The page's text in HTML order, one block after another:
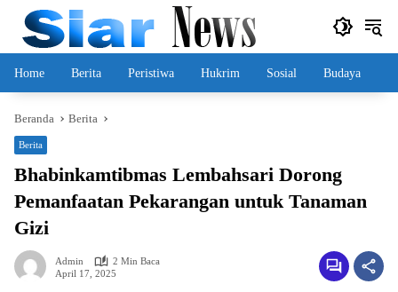
Langsung
konten
Home Berita Peristiwa Hukrim Sosial Budaya
Beranda Berita
Berita
Bhabinkamtibmas Lembahsari Dorong
Pemanfaatan Pekarangan untuk Tanaman
Gizi
Admin
2 Min Baca
April 17, 2025